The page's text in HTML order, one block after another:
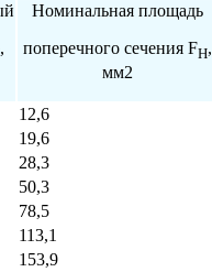
,
Номинальная площадь
поперечного сечения FН,
мм2
12,6
19,6
28,3
50,3
78,5
113,1
153,9